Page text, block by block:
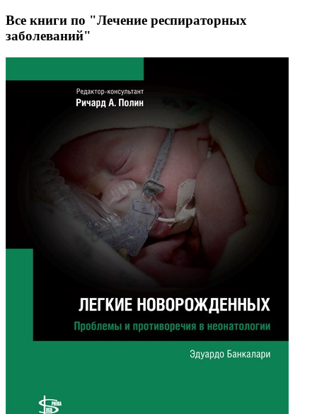
Все книги по "Лечение респираторных
заболеваний"